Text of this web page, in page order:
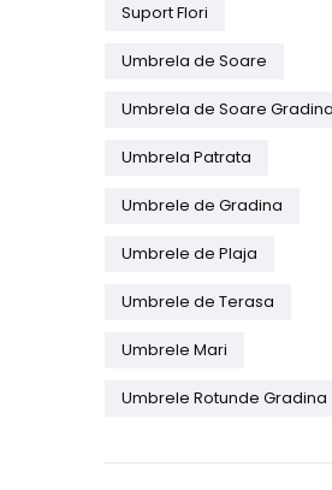
Suport Flori
Umbrela de Soare
Umbrela de Soare Gradina
Umbrela Patrata
Umbrele de Gradina
Umbrele de Plaja
Umbrele de Terasa
Umbrele Mari
Umbrele Rotunde Gradina